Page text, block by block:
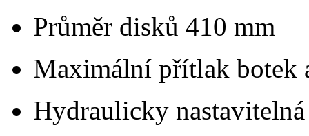
Průměr disků 410 mm
Maximální přítlak botek
Hydraulicky